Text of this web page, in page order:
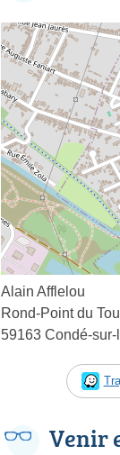
Alain Afflelou
Rond-Point du
59163 Condé-
Venir